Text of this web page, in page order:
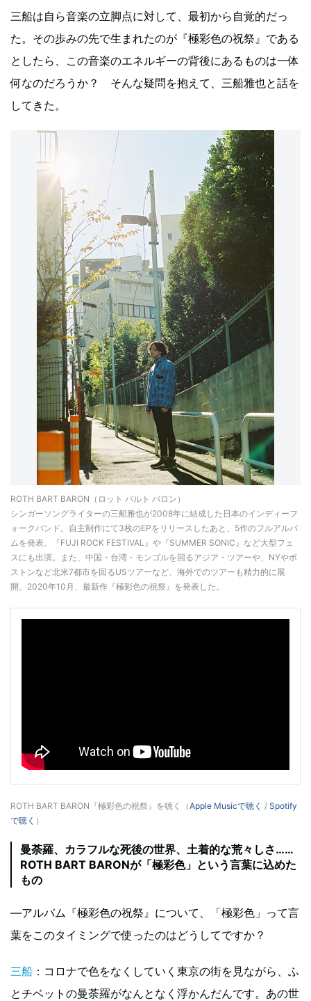
三船は自ら音楽の立脚点に対して、最初から自覚的だっ
た。その歩みの先で生まれたのが『極彩色の祝祭』である
としたら、この音楽のエネルギーの背後にあるものは一体
何なのだろうか？ そんな疑問を抱えて、三船雅也と話を
してきた。
ROTH BART BARON（ロット バルト バロン）
シンガーソングライターの三船雅也が2008年に結成した日本のインディーフ
ォークバンド。自主制作にて3枚のEPをリリースしたあと、5作のフルアルバ
ムを発表。『FUJI ROCK FESTIVAL』や『SUMMER SONIC』など大型フェ
スにも出演。また、中国・台湾・モンゴルを回るアジア・ツアーや、NYやボ
ストンなど北米7都市を回るUSツアーなど、海外でのツアーも精力的に展
開。2020年10月、最新作『極彩色の祝祭』を発表した。
ROTH BART BARON『極彩色の祝祭』を聴く（Apple Musicで聴く / Spotify
で聴く ）
曼荼羅、カラフルな死後の世界、土着的な荒々しさ……
ROTH BART BARONが「極彩色」という言葉に込めた
もの
―アルバム『極彩色の祝祭』について、「極彩色」って言
葉をこのタイミングで使ったのはどうしてですか？
三船 ：コロナで色をなくしていく東京の街を見ながら、ふ
とチベットの曼荼羅がなんとなく浮かんだんです。あの世